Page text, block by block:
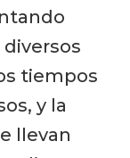
tiempos
y la
llevan